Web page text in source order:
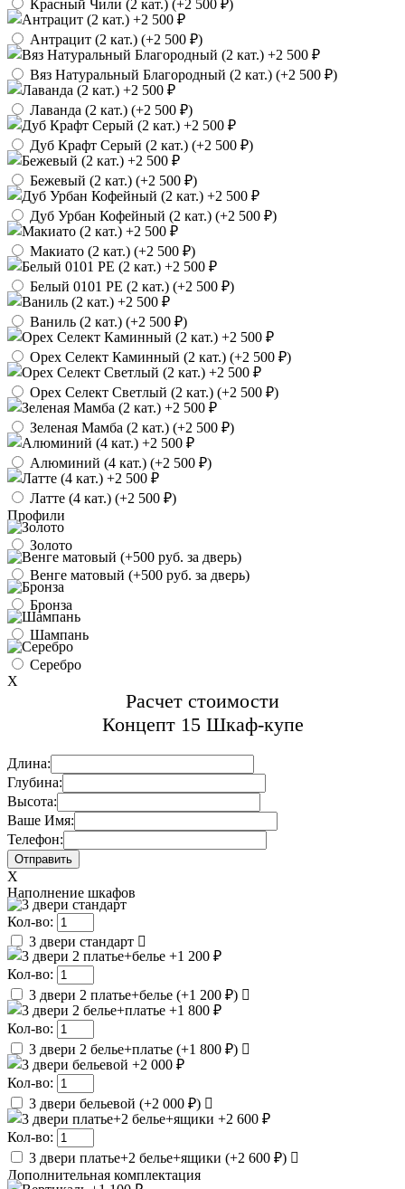
Красный Чили (2 кат.) (+2 500 ₽)
Антрацит (2 кат.) (+2 500 ₽)
Вяз Натуральный Благородный (2 кат.) (+2 500 ₽)
Лаванда (2 кат.) (+2 500 ₽)
Дуб Крафт Серый (2 кат.) (+2 500 ₽)
Бежевый (2 кат.) (+2 500 ₽)
Дуб Урбан Кофейный (2 кат.) (+2 500 ₽)
Макиато (2 кат.) (+2 500 ₽)
Белый 0101 PE (2 кат.) (+2 500 ₽)
Ваниль (2 кат.) (+2 500 ₽)
Орех Селект Каминный (2 кат.) (+2 500 ₽)
Орех Селект Светлый (2 кат.) (+2 500 ₽)
Зеленая Мамба (2 кат.) (+2 500 ₽)
Алюминий (4 кат.) (+2 500 ₽)
Латте (4 кат.) (+2 500 ₽)
Профили
Золото
Венге матовый (+500 руб. за дверь)
Бронза
Шампань
Серебро
X
Расчет стоимости
Концепт 15 Шкаф-купе
Длина:
Глубина:
Высота:
Ваше Имя:
Телефон:
X
Наполнение шкафов
Кол-во:
3 двери стандарт
Кол-во:
3 двери 2 платье+белье (+1 200 ₽)
Кол-во:
3 двери 2 белье+платье (+1 800 ₽)
Кол-во:
3 двери бельевой (+2 000 ₽)
Кол-во:
3 двери платье+2 белье+ящики (+2 600 ₽)
Дополнительная комплектация